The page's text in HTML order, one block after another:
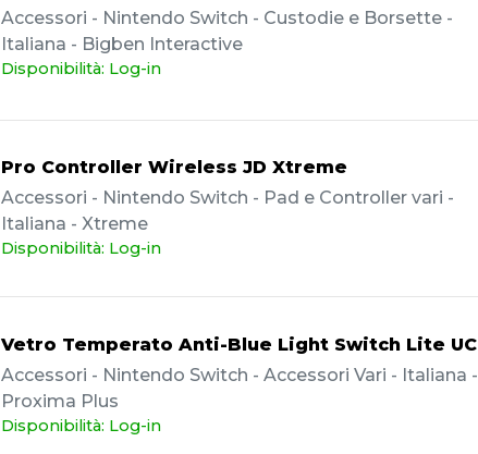
Accessori - Nintendo Switch - Custodie e Borsette -
Italiana - Bigben Interactive
Disponibilità: Log-in
Pro Controller Wireless JD Xtreme
Accessori - Nintendo Switch - Pad e Controller vari -
Italiana - Xtreme
Disponibilità: Log-in
Vetro Temperato Anti-Blue Light Switch Lite UC
Accessori - Nintendo Switch - Accessori Vari - Italiana -
Proxima Plus
Disponibilità: Log-in